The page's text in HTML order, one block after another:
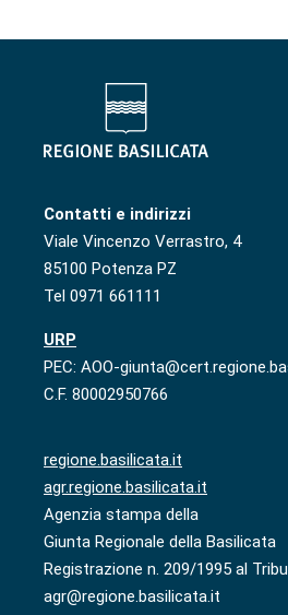
Contatti e indirizzi
Viale Vincenzo Verrastro, 4
85100 Potenza PZ
Tel 0971 661111
URP
PEC: AOO-
C.F. 80002950766
regione.basilicata.it
agr.regione.basilicata.it
Agenzia stampa della
Giunta Regionale della Basilicata
Registrazione n. 209/1995 al
agr@regione.basilicata.it